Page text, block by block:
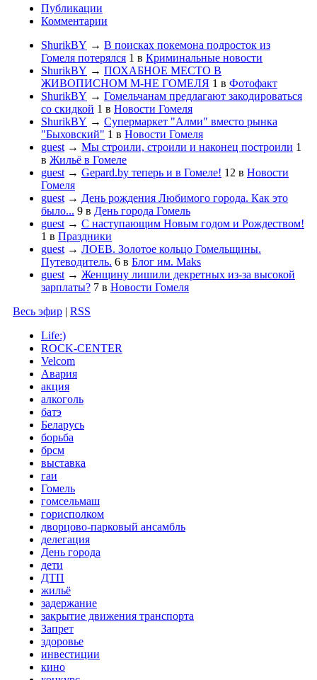
Публикации
Комментарии
ShurikBY → В поисках покемона подросток из
Гомеля потерялся 1 в Криминальные новости
ShurikBY → ПОХАБНОЕ МЕСТО В
ЖИВОПИСНОМ М-НЕ ГОМЕЛЯ 1 в Фотофакт
ShurikBY → Гомельчанам предлагают закодироваться
со скидкой 1 в Новости Гомеля
ShurikBY → Супермаркет "Алми" вместо рынка
"Быховский" 1 в Новости Гомеля
guest → Мы строили, строили и наконец построили 1
в Жильё в Гомеле
guest → Gepard.by теперь и в Гомеле! 12 в Новости
Гомеля
guest → День рождения Любимого города. Как это
было... 9 в День города Гомель
guest → С наступающим Новым годом и Рождеством!
1 в Праздники
guest → ЛОЕВ. Золотое кольцо Гомельщины.
Путеводитель. 6 в Блог им. Maks
guest → Женщину лишили декретных из-за высокой
зарплаты? 7 в Новости Гомеля
Весь эфир | RSS
Life:)
ROCK-CENTER
Velcom
Авария
акция
алкоголь
батэ
Беларусь
борьба
брсм
выставка
гаи
Гомель
гомсельмаш
горисполком
дворцово-парковый ансамбль
делегация
День города
дети
ДТП
жильё
задержание
закрытие движения транспорта
Запрет
здоровье
инвестиции
кино